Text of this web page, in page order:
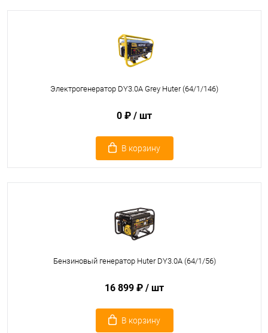
Электрогенератор DY3.0A Grey Huter (64/1/146)
0 ₽ / шт
В корзину
Бензиновый генератор Huter DY3.0A (64/1/56)
16 899 ₽ / шт
В корзину